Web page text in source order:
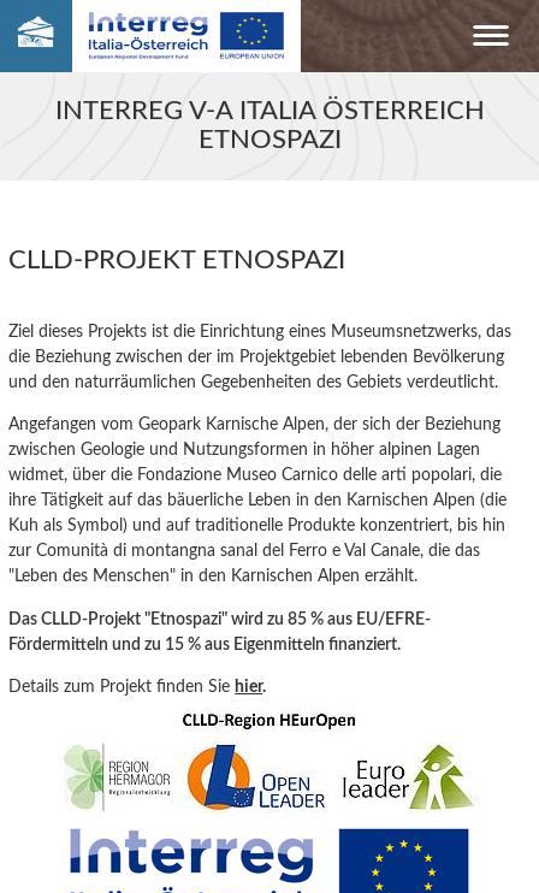
INTERREG V-A ITALIA ÖSTERREICH
ETNOSPAZI
CLLD-PROJEKT ETNOSPAZI
Ziel dieses Projekts ist die Einrichtung eines Museumsnetzwerks, das
die Beziehung zwischen der im Projektgebiet lebenden Bevölkerung
und den naturräumlichen Gegebenheiten des Gebiets verdeutlicht.
Angefangen vom Geopark Karnische Alpen, der sich der Beziehung
zwischen Geologie und Nutzungsformen in höher alpinen Lagen
widmet, über die Fondazione Museo Carnico delle arti popolari, die
ihre Tätigkeit auf das bäuerliche Leben in den Karnischen Alpen (die
Kuh als Symbol) und auf traditionelle Produkte konzentriert, bis hin
zur Comunità di montangna sanal del Ferro e Val Canale, diedas
"Leben des Menschen" in den Karnischen Alpen erzählt.
Das CLLD-Projekt "Etnospazi" wird zu 85 % aus EU/EFRE-
Fördermitteln und zu 15 % aus Eigenmitteln finanziert.
Details zum Projekt finden Sie hier.